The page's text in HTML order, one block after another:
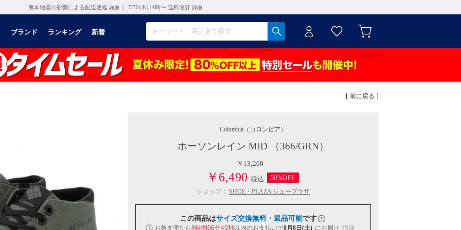
熊本地震の影響による配送遅延 詳細 ｜ 7/30(木)14時〜 送料改訂 詳細
ブランド ランキング 新着
[ 前に戻る ]
Columbia （コロンビア）
ホーソンレイン MID （366/GRN）
￥13,200
￥6,490 税込
50%OFF
ショップ： SHOE・PLAZA シュープラザ
この商品はサイズ交換無料・返品可能です
お急ぎ便なら8時間06分48秒以内のお支払いで8月8日(土) にお届け 詳細